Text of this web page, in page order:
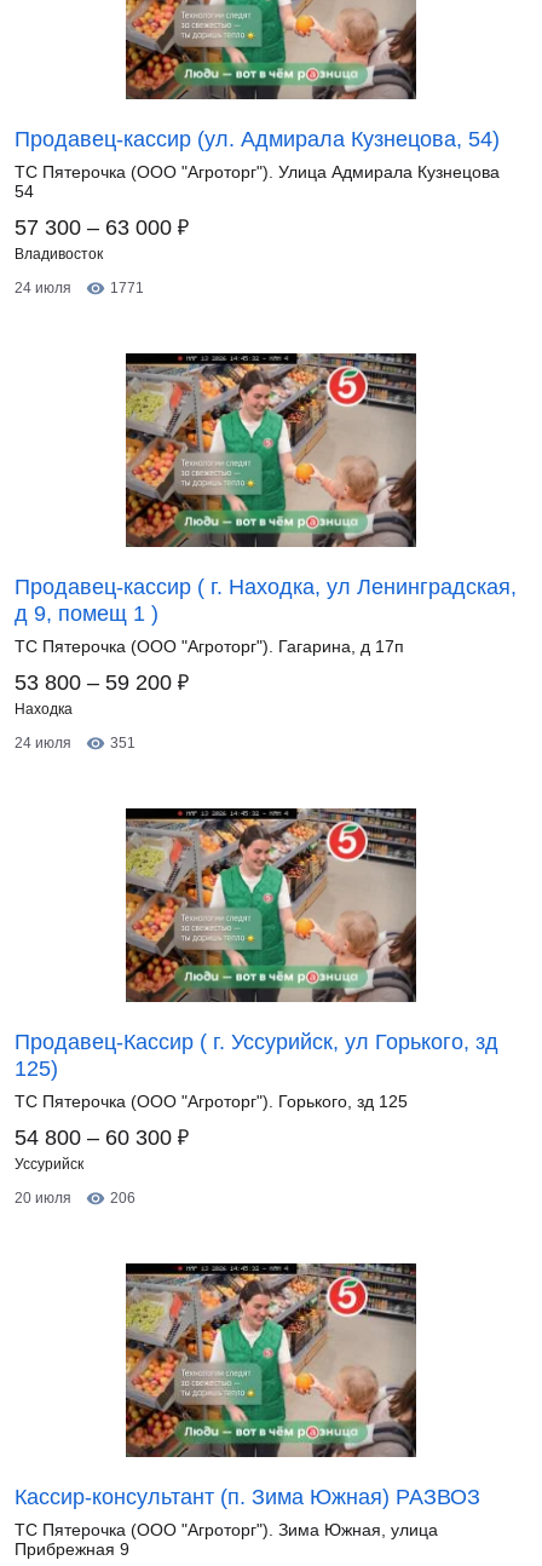
Продавец-кассир (ул. Адмирала Кузнецова, 54)
ТС Пятерочка (ООО "Агроторг"). Улица Адмирала Кузнецова
54
57 300 – 63 000 ₽
Владивосток
24 июля
1771
Продавец-кассир ( г. Находка, ул Ленинградская,
д 9, помещ 1 )
ТС Пятерочка (ООО "Агроторг"). Гагарина, д 17п
53 800 – 59 200 ₽
Находка
24 июля
351
Продавец-Кассир ( г. Уссурийск, ул Горького, зд
125)
ТС Пятерочка (ООО "Агроторг"). Горького, зд 125
54 800 – 60 300 ₽
Уссурийск
20 июля
206
Кассир-консультант (п. Зима Южная) РАЗВОЗ
ТС Пятерочка (ООО "Агроторг"). Зима Южная, улица
Прибрежная 9